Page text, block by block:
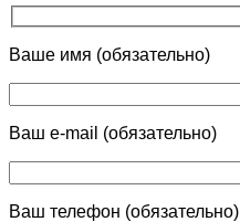
Ваше имя (обязательно)
Ваш e-mail (обязательно)
Ваш телефон (обязательно)